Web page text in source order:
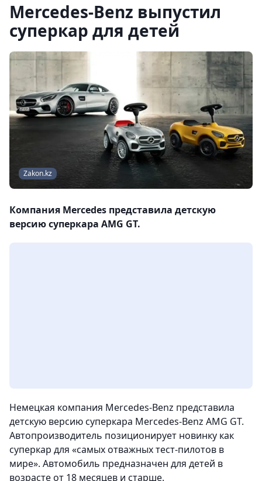
Mercedes-Benz выпустил
суперкар для детей
Zakon.kz
Компания Mercedes представила детскую
версию суперкара AMG GT.
Немецкая компания Mercedes-Benz представила
детскую версию суперкара Mercedes-Benz AMG GT.
Автопроизводитель позиционирует новинку как
суперкар для «самых отважных тест-пилотов в
мире». Автомобиль предназначен для детей в
возрасте от 18 месяцев и старше.